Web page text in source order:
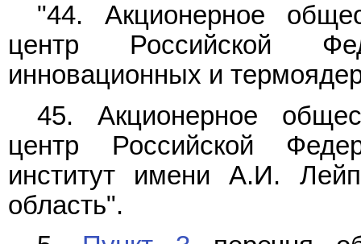
"44. Акционерное
центр Российской
инновационных и
45. Акционерное
центр Российской
институт имени А.И.
область".